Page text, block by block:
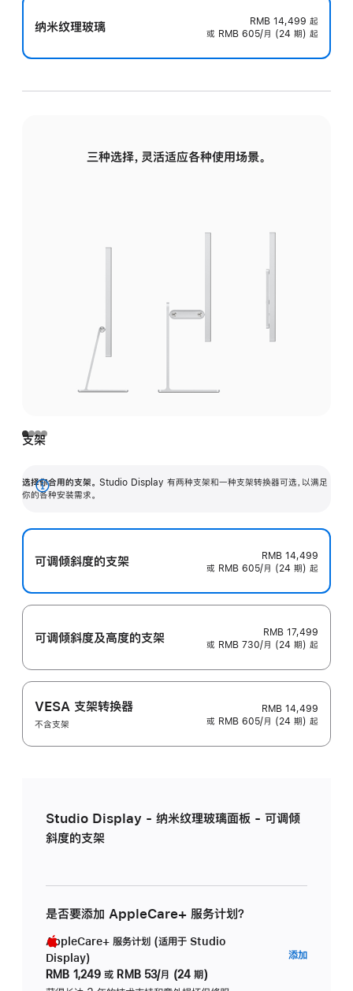
纳米纹理玻璃 RMB 14,499 起
或 RMB 605/月 (24 期) 起
三种选择，灵活适应各种使用场景。
支架
选择你合用的支架。 Studio Display 有两种支架和一种支架转换器可选，以满足
你的各种安装需求。
展
可调倾斜度的支架
RMB 14,499
或 RMB 605/月 (24 期) 起
可调倾斜度及高‍度的支‍架
RMB 17,499
或 RMB 730/月 (24 期) 起
VESA 支架转换器
不含支架
RMB 14,499
或 RMB 605/月 (24 期) 起
Studio Display - 纳米纹理玻璃面板 - 可调倾
斜度的支架
是否要添加 AppleCare+ 服务计划？
AppleCare+ 服务计划 (适用于 Studio
Display)
RMB 1,249 或 RMB 53/月 (24 期)
添加